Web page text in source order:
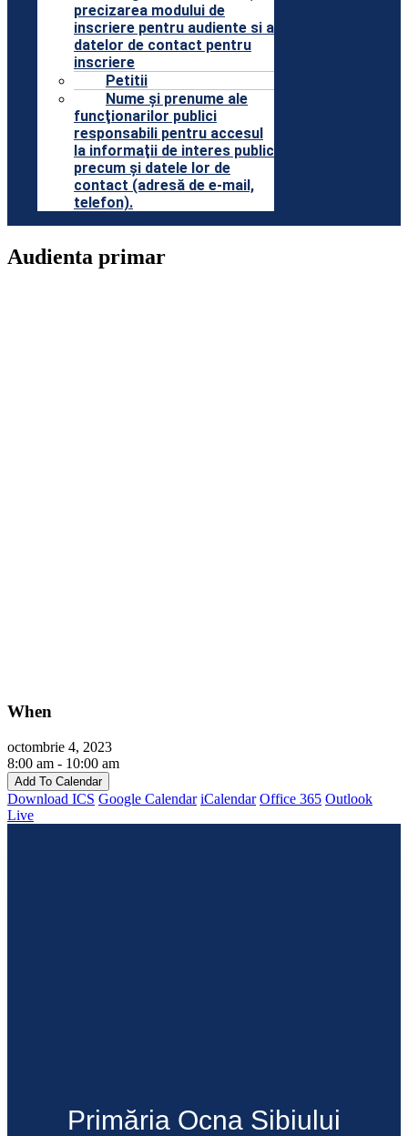
precizarea modului de
inscriere pentru audiente si a
datelor de contact pentru
inscriere
Petitii
Nume şi prenume ale
funcţionarilor publici
responsabili pentru accesul
la informaţii de interes public
precum şi datele lor de
contact (adresă de e-mail,
telefon).
Audienta primar
When
octombrie 4, 2023
8:00 am - 10:00 am
Add To Calendar
Download ICS Google Calendar iCalendar Office 365 Outlook
Live
Primăria Ocna Sibiului